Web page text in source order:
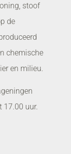
stoof
de
chemische
en milieu.
17.00 uur.